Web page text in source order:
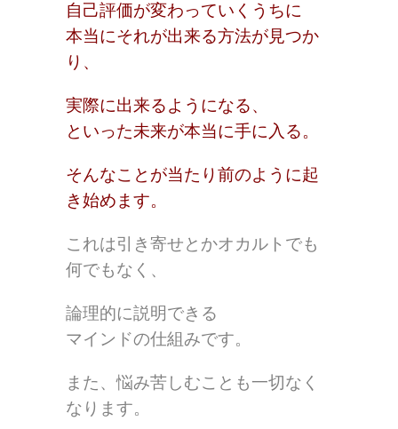
自己評価が変わっていくうちに
本当にそれが出来る方法が見つか
り、
実際に出来るようになる、
といった未来が本当に手に入る。
そんなことが当たり前のように起
き始めます。
これは引き寄せとかオカルトでも
何でもなく、
論理的に説明できる
マインドの仕組みです。
また、悩み苦しむことも一切なく
なります。